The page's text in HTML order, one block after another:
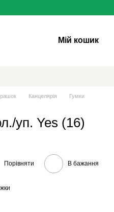
Мій кошик
Канцелярія
Гумки
уп. Yes (16)
Порівняти В бажання